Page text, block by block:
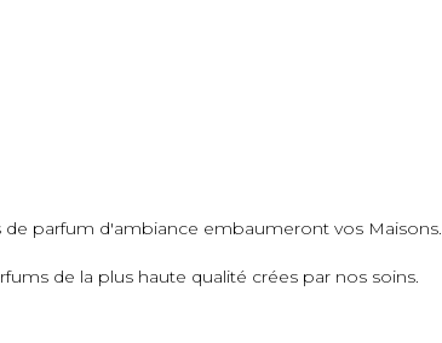
parfum d'ambiance embaumeront vos Maisons.
de la plus haute qualité crées par nos soins.